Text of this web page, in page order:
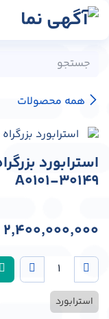
پرش به محتوا
همه محصولات
A0101-30149
2,400,000,000
استرابورد